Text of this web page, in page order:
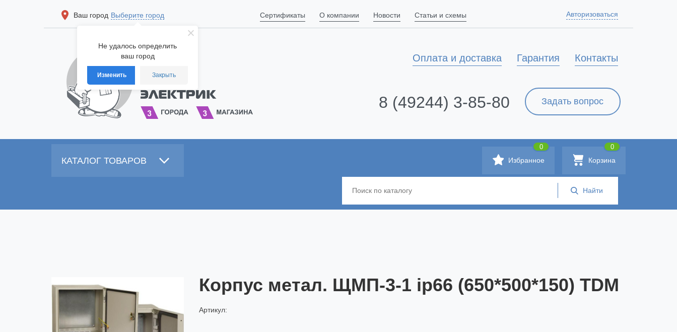
Не удалось определить
ваш город
Изменить Закрыть
Ваш город Выберите город Сертификаты О компании Новости Статьи и схемы Авторизоваться
Контакты
Гарантия
Оплата и доставка
Задать вопрос
8 (49244) 3-85-80
КАТАЛОГ ТОВАРОВ Корзина
0
Избранное
0
Корпус метал. ЩМП-3-1 ip66 (650*500*150) TDM
Артикул: